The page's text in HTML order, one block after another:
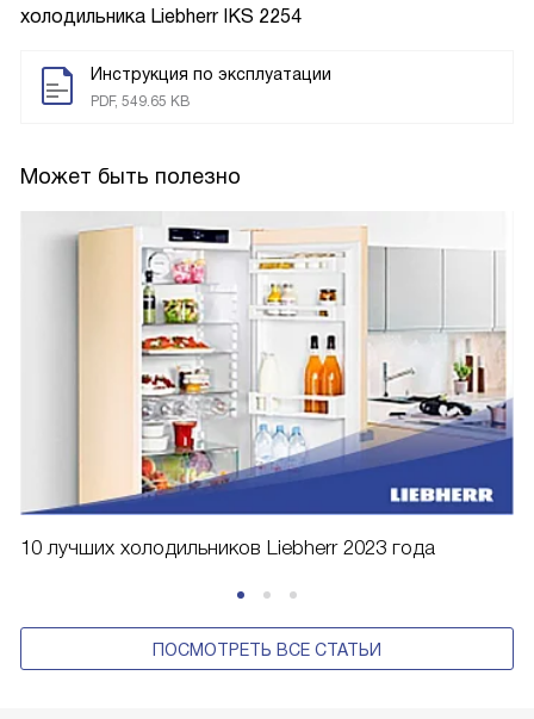
холодильника Liebherr IKS 2254
Инструкция по эксплуатации
PDF, 549.65 KB
Может быть полезно
10 лучших холодильников Liebherr 2023 года
ПОСМОТРЕТЬ ВСЕ СТАТЬИ